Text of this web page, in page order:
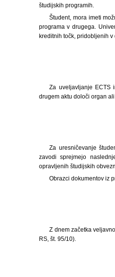
študijskih programih.
Študent, mora imeti
programa v drugega.
kreditnih točk, pridobljenih
Za uveljavljanje ECTS
drugem aktu določi organ
Za uresničevanje
zavodi sprejmejo
opravljenih študijskih
Obrazci dokumentov iz
Z dnem začetka
RS, št. 95/10).